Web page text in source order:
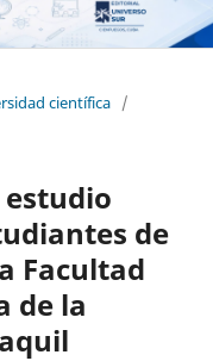
científica /
de
Facultad
de la